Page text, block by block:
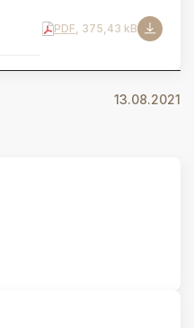
PDF , 375,43 kB
13.08.2021